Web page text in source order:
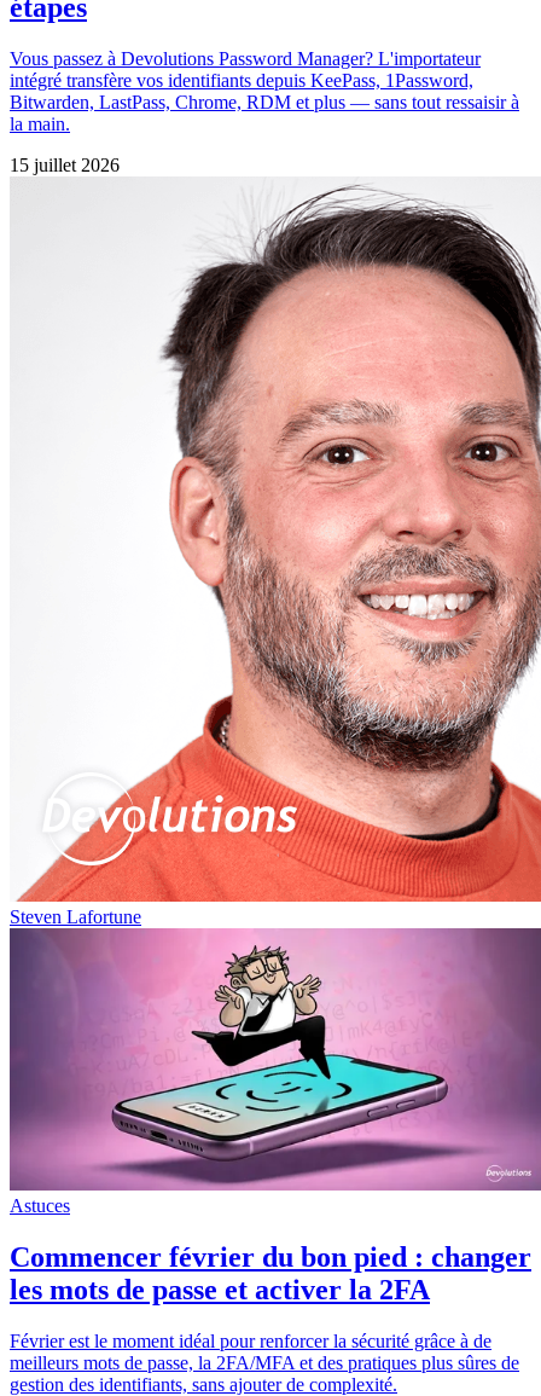
étapes
Vous passez à Devolutions Password Manager? L'importateur
intégré transfère vos identifiants depuis KeePass, 1Password,
Bitwarden, LastPass, Chrome, RDM et plus — sans tout ressaisir à
la main.
15 juillet 2026
Steven Lafortune
Astuces
Commencer février du bon pied : changer
les mots de passe et activer la 2FA
Février est le moment idéal pour renforcer la sécurité grâce à de
meilleurs mots de passe, la 2FA/MFA et des pratiques plus sûres de
gestion des identifiants, sans ajouter de complexité.